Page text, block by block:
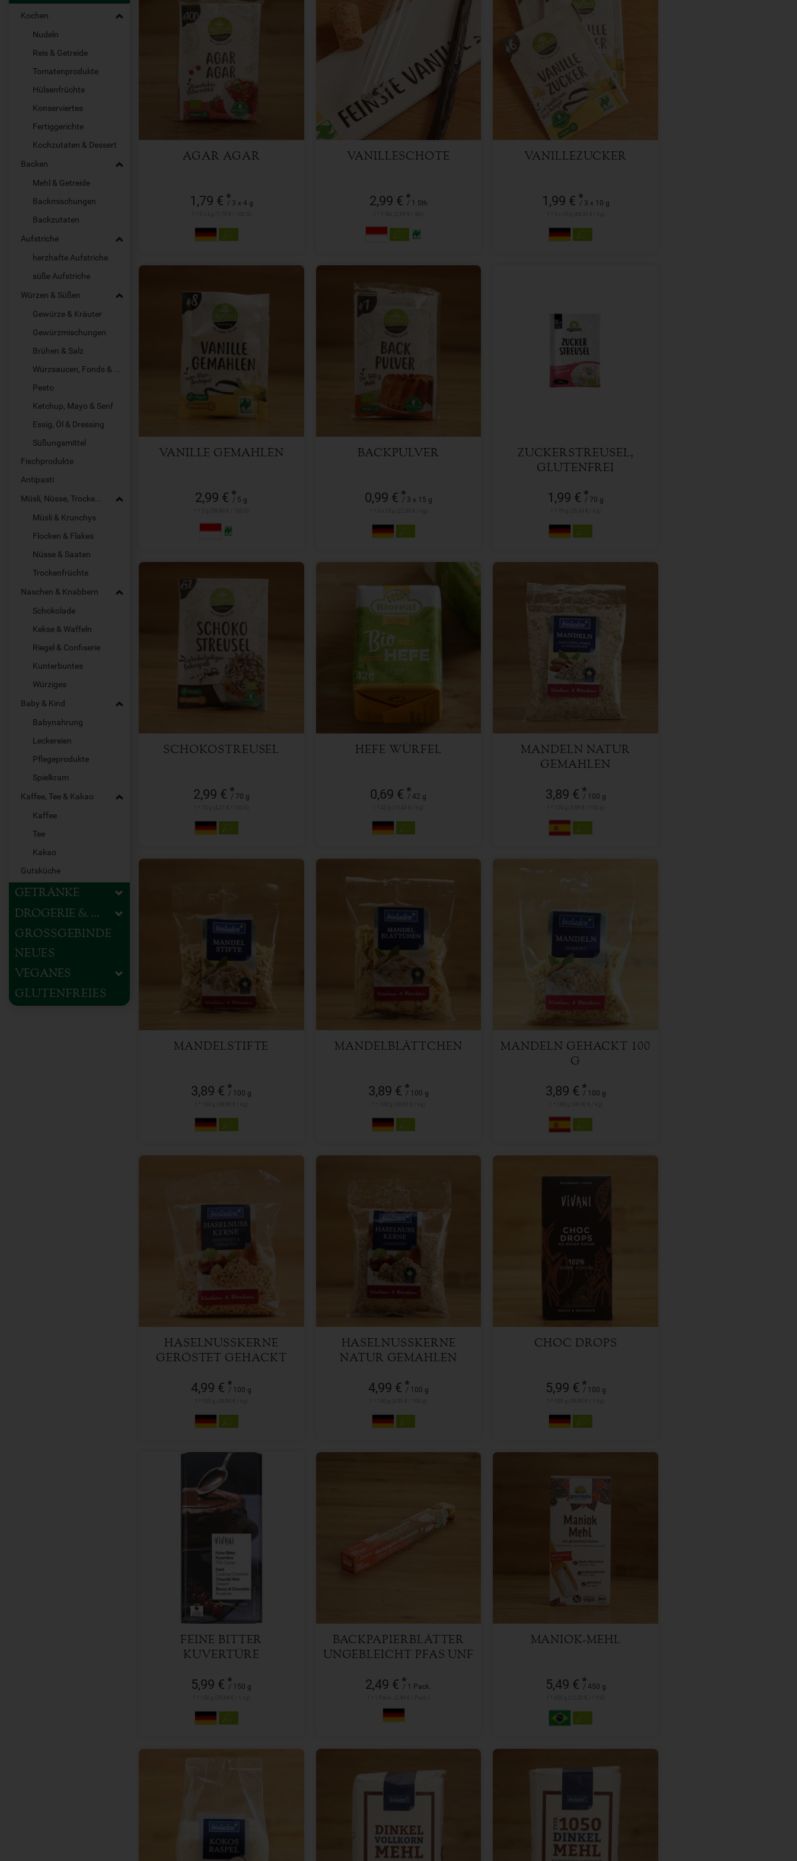
Kochen
Nudeln
Reis & Getreide
Tomatenprodukte
Hülsenfrüchte
Konserviertes
Fertiggerichte
Kochzutaten & Dessert
Backen
Mehl & Getreide
Backmischungen
Backzutaten
Aufstriche
herzhafte Aufstriche
süße Aufstriche
Würzen & Süßen
Gewürze & Kräuter
Gewürzmischungen
Brühen & Salz
Pesto
Ketchup, Mayo & Senf
Essig, Öl & Dressing
Süßungsmittel
Fischprodukte
Antipasti
Müsli, Nüsse, Trockenfrüchte
Müsli & Krunchys
Flocken & Flakes
Nüsse & Saaten
Trockenfrüchte
Naschen & Knabbern
Schokolade
Kekse & Waffeln
Riegel & Confiserie
Kunterbuntes
Würziges
Baby & Kind
Babynahrung
Leckereien
Pflegeprodukte
Spielkram
Kaffee, Tee & Kakao
Kaffee
Tee
Kakao
Gutsküche
GETRÄNKE
DROGERIE & HAUSHALT
GROSSGEBINDE
NEUES
VEGANES
GLUTENFREIES
AGAR AGAR
1,79 € *
/ 3 x 4 g
3 x 4 g
€
VANILLESCHOTE
2,99 € *
/ 1 Stk
€
VANILLEZUCKER
1,99 € *
/ 3 x 10 g
3 x 10 g
Anzahl
1,99
VANILLE GEMAHLEN
2,99 € *
/ 5 g
5 g
BACKPULVER
0,99 € *
/ 3 x 15 g
3 x 15 g
€
ZUCKERSTREUSEL,
GLUTENFREI
1,99 € *
/ 70 g
SCHOKOSTREUSEL
2,99 € *
/ 70 g
70 g
2,99
HEFE WÜRFEL
0,69 € *
/ 42 g
42 g
MANDELN NATUR
GEMAHLEN
3,89 € *
/ 100 g
100 g
3,89
MANDELSTIFTE
3,89 € *
/ 100 g
100 g
3,89 €
MANDELBLÄTTCHEN
3,89 € *
/ 100 g
100 g
3,89 €
MANDELN GEHACKT 100
G
3,89 € *
/ 100 g
HASELNUSSKERNE
GERÖSTET GEHACKT
4,99 € *
/ 100 g
100 g
4,99€
HASELNUSSKERNE
NATUR GEMAHLEN
4,99 € *
/ 100 g
100 g
CHOC DROPS
5,99 € *
/ 100 g
FEINE BITTER
KUVERTÜRE
5,99 € *
/ 150 g
150 g
5,99€
BACKPAPIERBLÄTTER
UNGEBLEICHT PFAS UNF
2,49 € *
/ 1 Pack.
1 Pack.
MANIOK-MEHL
5,49 € *
/ 450 g
5,49
250 g 1 kg 1 kg